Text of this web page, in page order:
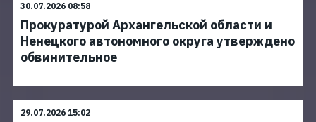
30.07.2026 08:58
Прокуратурой Архангельской области и
Ненецкого автономного округа утверждено
обвинительное
29.07.2026 15:02